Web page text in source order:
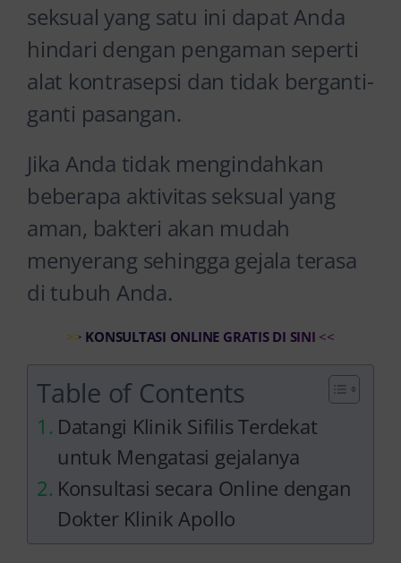
seksual yang satu ini dapat Anda
hindari dengan pengaman seperti
alat kontrasepsi dan tidak berganti-
ganti pasangan.
Jika Anda tidak mengindahkan
beberapa aktivitas seksual yang
aman, bakteri akan mudah
menyerang sehingga gejala terasa
di tubuh Anda.
>> KONSULTASI ONLINE GRATIS DI SINI <<
Table of Contents
Datangi Klinik Sifilis Terdekat
untuk Mengatasi gejalanya
Konsultasi secara Online dengan
Dokter Klinik Apollo